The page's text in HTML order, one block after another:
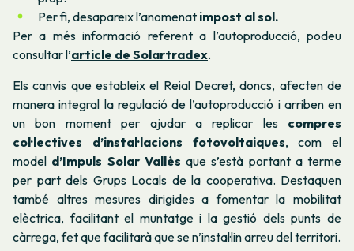
Per fi, desapareix l’anomenat impost al sol.
Per a més informació referent a l’autoproducció, podeu
consultar l’article de Solartradex.
Els canvis que estableix el Reial Decret, doncs, afecten de
manera integral la regulació de l’autoproducció i arriben en
un bon moment per ajudar a replicar les compres
col·lectives d’instal·lacions fotovoltaiques, com el
model d’Impuls Solar Vallès que s’està portant a terme
per part dels Grups Locals de la cooperativa. Destaquen
també altres mesures dirigides a fomentar la mobilitat
elèctrica, facilitant el muntatge i la gestió dels punts de
càrrega, fet que facilitarà que se n’instal·lin arreu del territori.